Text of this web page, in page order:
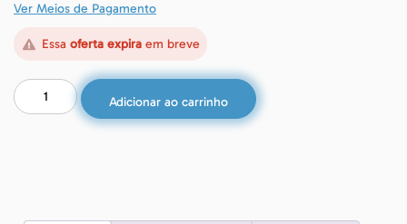
Ver Meios de Pagamento
Essa oferta expiraem breve
Adicionar ao carrinho